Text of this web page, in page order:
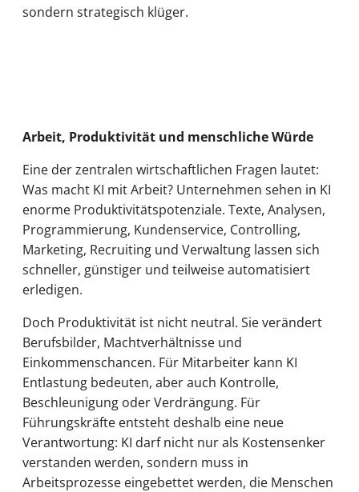
sondern strategisch klüger.
Arbeit, Produktivität und menschliche Würde
Eine der zentralen wirtschaftlichen Fragen lautet:
Was macht KI mit Arbeit? Unternehmen sehen in KI
enorme Produktivitätspotenziale. Texte, Analysen,
Programmierung, Kundenservice, Controlling,
Marketing, Recruiting und Verwaltung lassen sich
schneller, günstiger und teilweise automatisiert
erledigen.
Doch Produktivität ist nicht neutral. Sie verändert
Berufsbilder, Machtverhältnisse und
Einkommenschancen. Für Mitarbeiter kann KI
Entlastung bedeuten, aber auch Kontrolle,
Beschleunigung oder Verdrängung. Für
Führungskräfte entsteht deshalb eine neue
Verantwortung: KI darf nicht nur als Kostensenker
verstanden werden, sondern muss in
Arbeitsprozesse eingebettet werden, die Menschen